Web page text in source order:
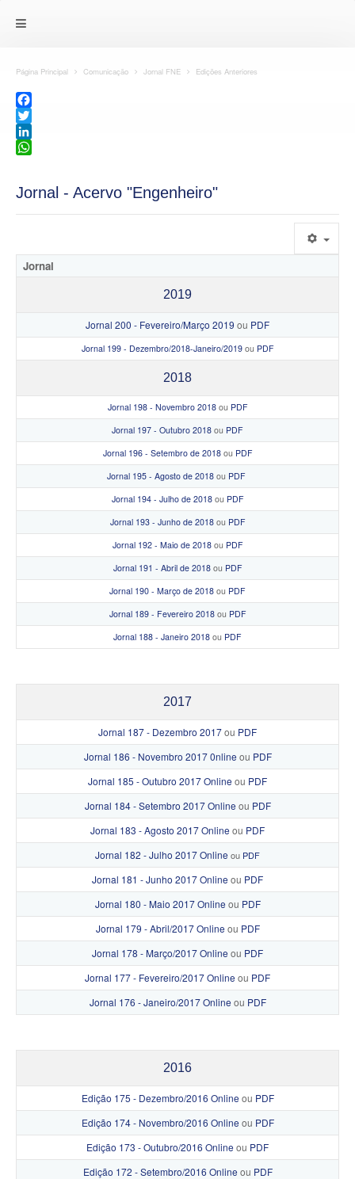
Página Principal Comunicação Jornal FNE Edições Anteriores
Facebook
Twitter
LinkedIn
Jornal - Acervo "Engenheiro"
Jornal
2019
Jornal 200 - Fevereiro/Março 2019 ou PDF
Jornal 199 - Dezembro/2018-Janeiro/2019ou PDF
2018
Jornal 198 - Novembro 2018ou PDF
Jornal 197 - Outubro 2018 ou PDF
Jornal 196 - Setembro de 2018ou PDF
Jornal 195 - Agosto de 2018 ou PDF
Jornal 194 - Julho de 2018ou PDF
Jornal 193 - Junho de 2018ou PDF
Jornal 192 - Maio de 2018 ou PDF
Jornal 191 - Abril de 2018ou PDF
Jornal 190 - Março de 2018 ou PDF
Jornal 189 - Fevereiro 2018ou PDF
Jornal 188 - Janeiro 2018 ou PDF
2017
Jornal 187 - Dezembro 2017ou PDF
Jornal 186 - Novembro 2017 0nline ou PDF
Jornal 185 - Outubro 2017 Online ou PDF
Jornal 184 - Setembro 2017 Online ou PDF
Jornal 183 - Agosto 2017 Online ou PDF
Jornal 182 - Julho 2017 Online ou PDF
Jornal 181 - Junho 2017 Online ou PDF
Jornal 180 - Maio 2017 Online ou PDF
Jornal 179 - Abril/2017 Online ou PDF
Jornal 178 - Março/2017 Online ou PDF
Jornal 177 - Fevereiro/2017 Online ou PDF
Jornal 176 - Janeiro/2017 Online ou PDF
2016
Edição 175 - Dezembro/2016 Online ou PDF
Edição 174 - Novembro/2016 Online ou PDF
Edição 173 - Outubro/2016 Online ou PDF
Edição 172 - Setembro/2016 Online ou PDF